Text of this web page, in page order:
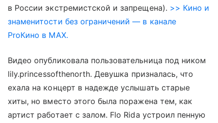
в России экстремистской и запрещена). >> Кино и
знаменитости без ограничений — в канале
ProКино в MAX.
Видео опубликовала пользовательница под ником
lily.princessofthenorth. Девушка призналась, что
ехала на концерт в надежде услышать старые
хиты, но вместо этого была поражена тем, как
артист работает с залом. Flo Rida устроил пенную